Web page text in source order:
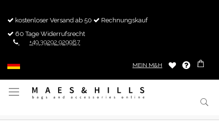
kostenloser Versand ab 50
Rechnungskauf
60 Tage Widerrufsrecht
+49 39292 929987
MEIN M&H
Navigation
umschalten